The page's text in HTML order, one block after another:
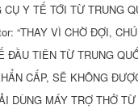
CỤ Y TẾ TỚI TỪ TRUNG
“THAY VÌ CHỜ ĐỢI,
ĐẦU TIÊN TỪ TRUNG
CẤP, SẼ KHÔNG
DÙNG MÁY TRỢ THỞ